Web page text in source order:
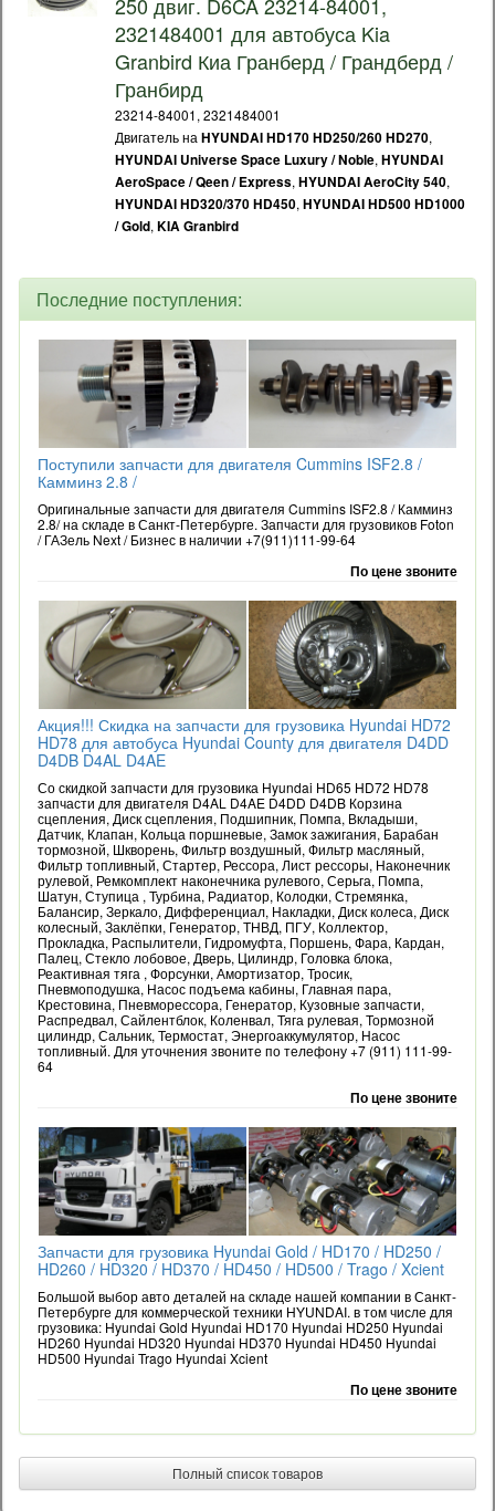
2321484001 для автобуса Kia
Granbird Киа Гранберд / Грандберд /
Гранбирд
23214-84001, 2321484001
Двигатель на HYUNDAI HD170 HD250/260 HD270,
HYUNDAI Universe Space Luxury / Noble, HYUNDAI
AeroSpace / Qeen / Express, HYUNDAI AeroCity 540,
HYUNDAI HD320/370 HD450, HYUNDAI HD500 HD1000
/ Gold, KIA Granbird
Последние поступления:
Поступили запчасти для двигателя Cummins ISF2.8 /
Камминз 2.8 /
Оригинальные запчасти для двигателя Cummins ISF2.8 / Камминз
2.8/ на складе в Санкт-Петербурге. Запчасти для грузовиков Foton
/ ГАЗель Next / Бизнес в наличии +7(911)111-99-64
По цене звоните
Акция!!! Скидка на запчасти для грузовика Hyundai HD72
HD78 для автобуса Hyundai County для двигателя D4DD
D4DB D4AL D4AE
Со скидкой запчасти для грузовика Hyundai HD65 HD72 HD78
запчасти для двигателя D4AL D4AE D4DD D4DB Корзина
сцепления, Диск сцепления, Подшипник, Помпа, Вкладыши,
Датчик, Клапан, Кольца поршневые, Замок зажигания, Барабан
тормозной, Шкворень, Фильтр воздушный, Фильтр масляный,
Фильтр топливный, Стартер, Рессора, Лист рессоры, Наконечник
рулевой, Ремкомплект наконечника рулевого, Серьга, Помпа,
Шатун, Ступица , Турбина, Радиатор, Колодки, Стремянка,
Балансир, Зеркало, Дифференциал, Накладки, Диск колеса, Диск
колесный, Заклёпки, Генератор, ТНВД, ПГУ, Коллектор,
Прокладка, Распылители, Гидромуфта, Поршень, Фара, Кардан,
Палец, Стекло лобовое, Дверь, Цилиндр, Головка блока,
Реактивная тяга , Форсунки, Амортизатор, Тросик,
Пневмоподушка, Насос подъема кабины, Главная пара,
Крестовина, Пневморессора, Генератор, Кузовные запчасти,
Распредвал, Сайлентблок, Коленвал, Тяга рулевая, Тормозной
цилиндр, Сальник, Термостат, Энергоаккумулятор, Насос
топливный. Для уточнения звоните по телефону +7 (911) 111-99-
64
По цене звоните
Запчасти для грузовика Hyundai Gold / HD170 / HD250 /
HD260 / HD320 / HD370 / HD450 / HD500 / Trago / Xcient
Большой выбор авто деталей на складе нашей компании в Санкт-
Петербурге для коммерческой техники HYUNDAI. в том числе для
грузовика: Hyundai Gold Hyundai HD170 Hyundai HD250 Hyundai
HD260 Hyundai HD320 Hyundai HD370 Hyundai HD450 Hyundai
HD500 Hyundai Trago Hyundai Xcient
По цене звоните
Полный список товаров